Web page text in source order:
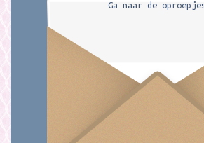
Ga naar de